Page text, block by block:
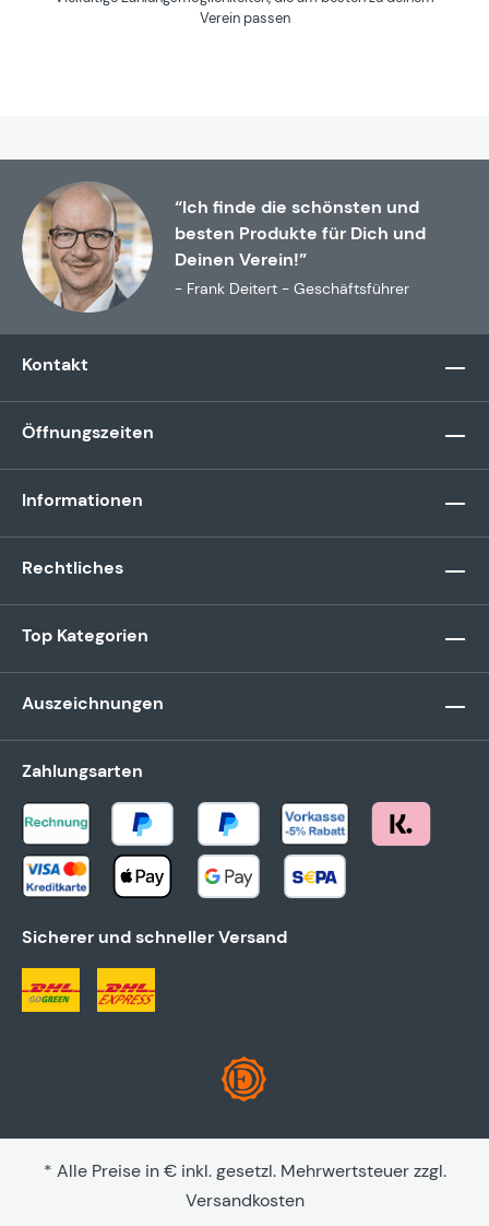
Verein passen
“Ich finde die schönsten und
besten Produkte für Dich und
Deinen Verein!”
- Frank Deitert - Geschäftsführer
Kontakt
Öffnungszeiten
Informationen
Rechtliches
Top Kategorien
Auszeichnungen
Zahlungsarten
Sicherer und schneller Versand
* Alle Preise in € inkl. gesetzl. Mehrwertsteuer zzgl.
Versandkosten